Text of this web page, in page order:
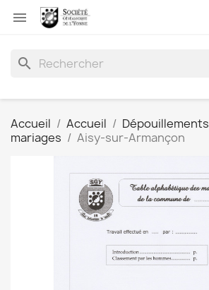

search
Accueil Accueil Dépouillements
mariages
Aisy-sur-Armançon